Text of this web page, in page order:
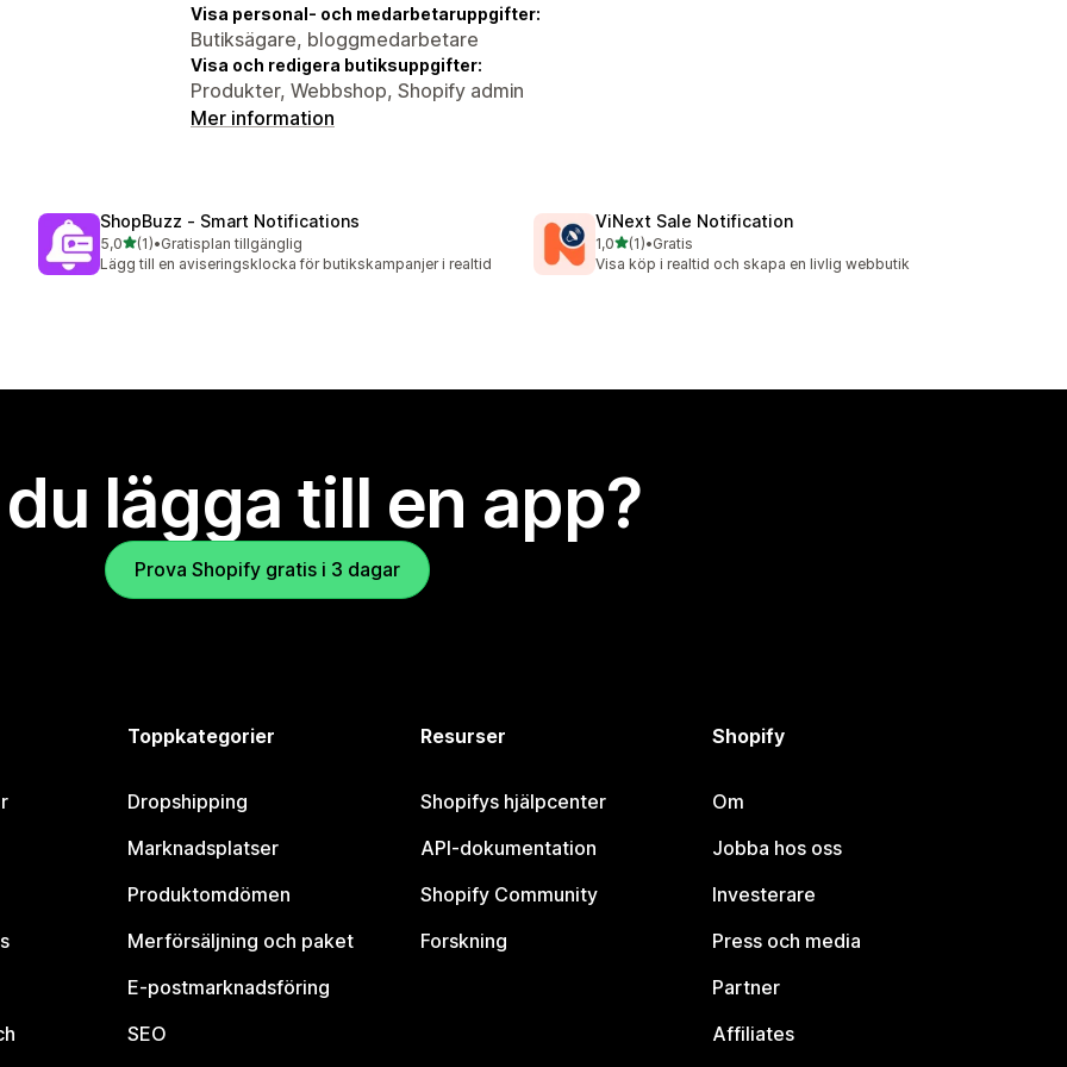
Visa personal- och medarbetaruppgifter:
Butiksägare, bloggmedarbetare
Visa och redigera butiksuppgifter:
Produkter, Webbshop, Shopify admin
Mer information
ShopBuzz ‑ Smart Notifications
5,0av 5 stjärnor
(1)
1 recensioner totalt
•Gratisplan tillgänglig
Lägg till en aviseringsklocka för butikskampanjer i realtid
ViNext Sale Notification
1,0av 5 stjärnor
(1)
1 recensioner totalt
•Gratis
Visa köp i realtid och skapa en livlig webbutik
lägga till en app?
Prova Shopify gratis i 3 dagar
Toppkategorier
Dropshipping
Marknadsplatser
Produktomdömen
Merförsäljning och paket
E-postmarknadsföring
SEO
Resurser
Shopifys hjälpcenter
API-dokumentation
Shopify Community
Forskning
Shopify
Om
Jobba hos oss
Investerare
Press och media
Partner
Affiliates